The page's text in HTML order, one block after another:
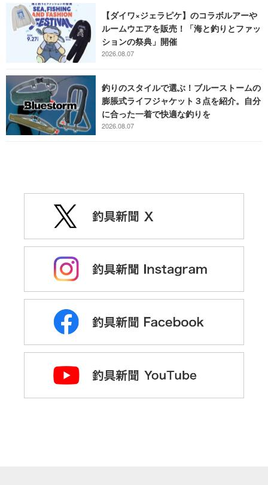
【ダイワ×ジェラピケ】のコラボルアーや
ルームウエアを販売！「海と釣りとファッ
ションの祭典」開催
2026.08.07
釣りのスタイルで選ぶ！ブルーストームの
膨脹式ライフジャケット３点を紹介。自分
に合った一着で快適な釣りを
2026.08.07